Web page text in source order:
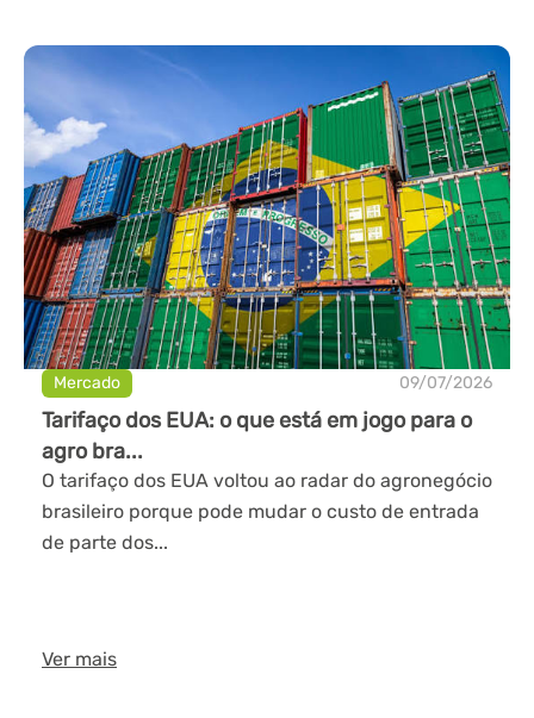
Mercado 09/07/2026
Tarifaço dos EUA: o que está em jogo para o
agro bra...
O tarifaço dos EUA voltou ao radar do agronegócio
brasileiro porque pode mudar o custo de entrada
de parte dos...
Ver mais